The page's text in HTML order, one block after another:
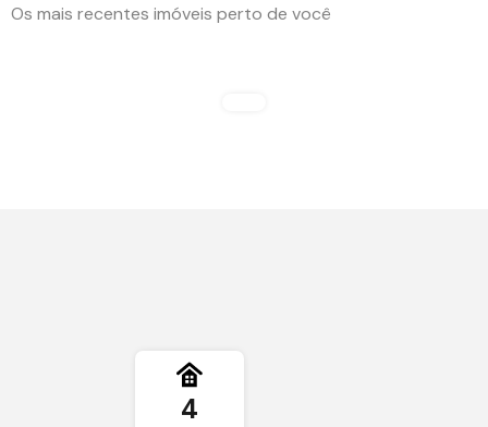
Os mais recentes imóveis perto de você
4